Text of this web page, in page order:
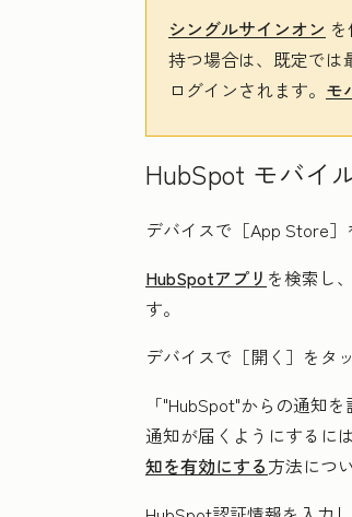
シングルサインオン
持つ場合は、既定では
ログインされます。 モ
HubSpot モバイ
デバイスで ［App Store］
HubSpotアプリ を検索し
す。
デバイスで ［開く］ をタ
「"HubSpot"からの通知を
通知が届くようにするに
知を有効にする方法につ